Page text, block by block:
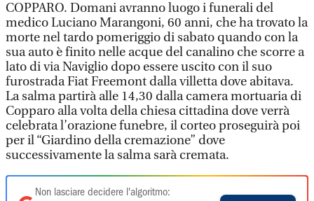
COPPARO. Domani avranno luogo i funerali del
medico Luciano Marangoni, 60 anni, che ha trovato la
morte nel tardo pomeriggio di sabato quando con la
sua auto è finito nelle acque del canalino che scorre a
lato di via Naviglio dopo essere uscito con il suo
furostrada Fiat Freemont dalla villetta dove abitava.
La salma partirà alle 14,30 dalla camera mortuaria di
Copparo alla volta della chiesa cittadina dove verrà
celebrata l’orazione funebre, il corteo proseguirà poi
per il “Giardino della cremazione” dove
successivamente la salma sarà cremata.
Non lasciare decidere l'algoritmo: